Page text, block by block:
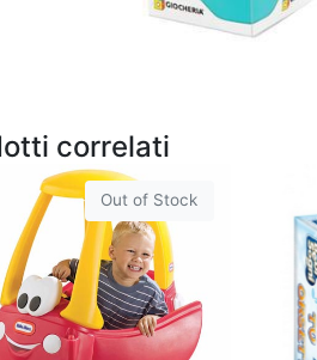
correlati
Out of Stock